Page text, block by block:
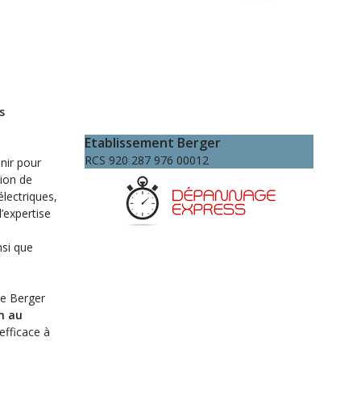
pour
de
que
Berger
au
à
Etablissement Berger
RCS 920 287 976 00012